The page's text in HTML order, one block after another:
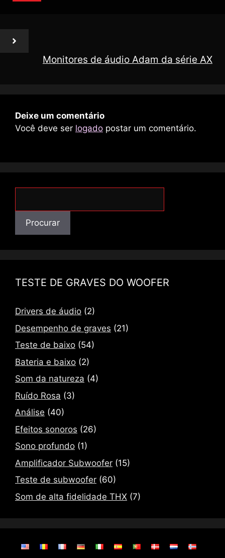
Monitores de áudio Adam da série AX
Deixe um comentário
Você deve ser logado postar um comentário.
Procurar
TESTE DE GRAVES DO WOOFER
Drivers de áudio (2)
Desempenho de graves (21)
Teste de baixo (54)
Bateria e baixo (2)
Som da natureza (4)
Ruído Rosa (3)
Análise (40)
Efeitos sonoros (26)
Sono profundo (1)
Amplificador Subwoofer (15)
Teste de subwoofer (60)
Som de alta fidelidade THX (7)